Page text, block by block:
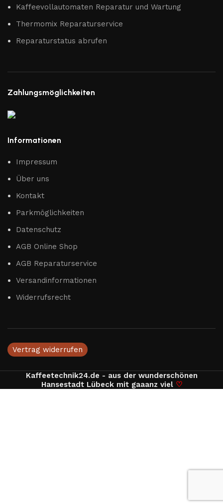
Kaffeevollautomaten Reparatur und Wartung
Thermomix Reparaturservice
Reparaturstatus abrufen
Zahlungsmöglichkeiten
Informationen
Impressum
Über uns
Kontakt
Parkmöglichkeiten
Datenschutz
AGB Online Shop
AGB Reparaturservice
Versandinformationen
Widerrufsrecht
Vertrag widerrufen
Kaffeetechnik24.de - aus der wunderschönen
Hansestadt Lübeck mit gaaanz viel ♡